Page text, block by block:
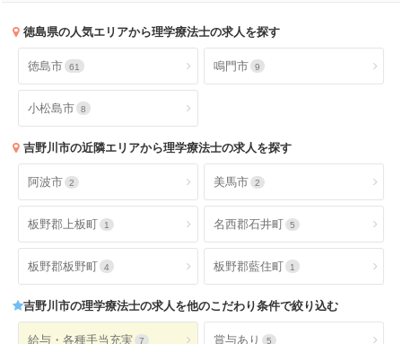
徳島県の人気エリアから理学療法士の求人を探す
徳島市 61 鳴門市 9
小松島市 8
吉野川市の近隣エリアから理学療法士の求人を探す
阿波市 2 美馬市 2
板野郡上板町 1 名西郡石井町 5
板野郡板野町 4 板野郡藍住町 1
吉野川市の理学療法士の求人を他のこだわり条件で絞り込む
給与・各種手当充実 7 賞与あり 5